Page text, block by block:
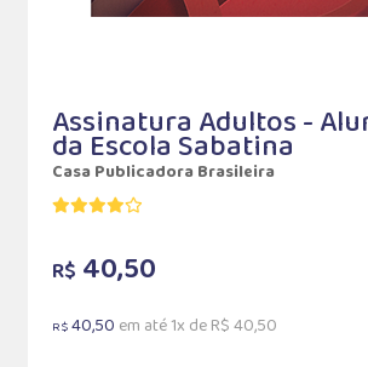
Assinatura Adultos -
da Escola Sabatina
Casa Publicadora Brasileira
R$ 40,50
R$40,50 em até 1x de R$ 40,50